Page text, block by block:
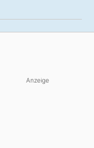
Anzeige